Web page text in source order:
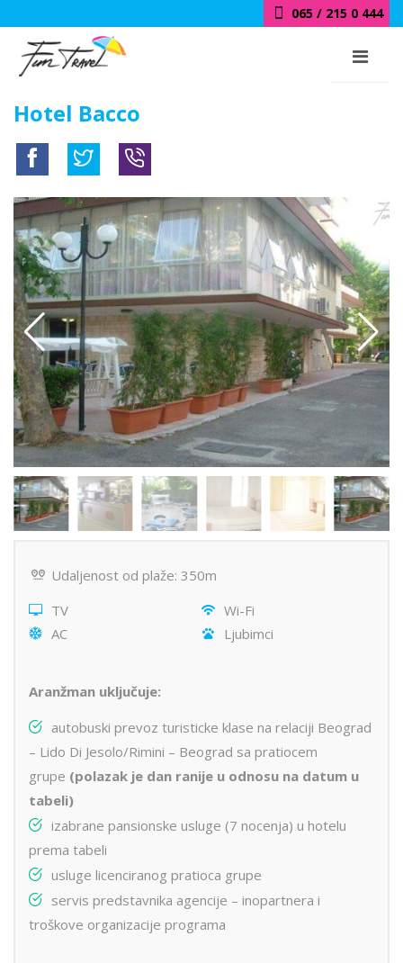
065 / 215 0 444
Hotel Bacco
Udaljenost od plaže: 350m
TV
Wi-Fi
AC
Ljubimci
Aranžman uključuje:
autobuski prevoz turisticke klase na relaciji Beograd
– Lido Di Jesolo/Rimini – Beograd sa pratiocem
grupe (polazak je dan ranije u odnosu na datum u
tabeli)
izabrane pansionske usluge (7 nocenja) u hotelu
prema tabeli
usluge licenciranog pratioca grupe
servis predstavnika agencije – inopartnera i
troškove organizacije programa